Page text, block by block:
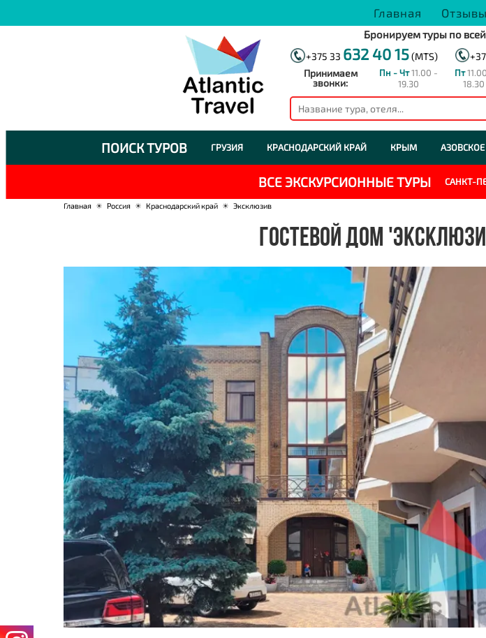
Главная Отзывы
Бронируем туры по
+375 33 632 40 15(MTS)
Принимаем
звонки:
Пн - Чт11.00 -
19.30
Пт
18.30
ПОИСК ТУРОВ ГРУЗИЯ КРАСНОДАРСКИЙ КРАЙ КРЫМ
ВСЕ ЭКСКУРСИОННЫЕ ТУРЫ САНКТ-
Главная ☀ Россия ☀ Краснодарский край ☀ Эксклюзив
ГОСТЕВОЙ ДОМ